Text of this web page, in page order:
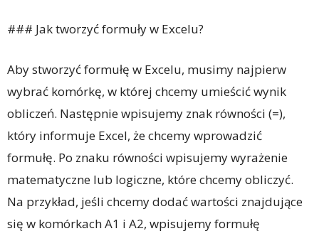
### Jak tworzyć formuły w Excelu?
Aby stworzyć formułę w Excelu, musimy najpierw
wybrać komórkę, w której chcemy umieścić wynik
obliczeń. Następnie wpisujemy znak równości (=),
który informuje Excel, że chcemy wprowadzić
formułę. Po znaku równości wpisujemy wyrażenie
matematyczne lub logiczne, które chcemy obliczyć.
Na przykład, jeśli chcemy dodać wartości znajdujące
się w komórkach A1 i A2, wpisujemy formułę